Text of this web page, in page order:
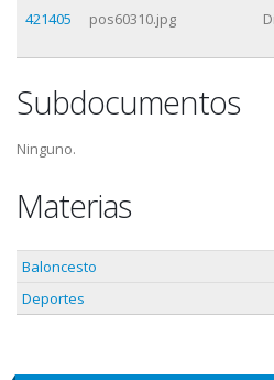
421405
pos60310.jpg
Subdocumentos
Ninguno.
Materias
Baloncesto
Deportes